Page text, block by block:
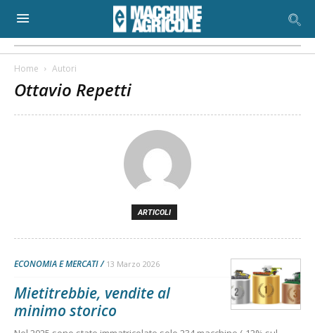
Home Autori
Ottavio Repetti
ARTICOLI
ECONOMIA E MERCATI 13 Marzo 2026
Mietitrebbie, vendite al
minimo storico